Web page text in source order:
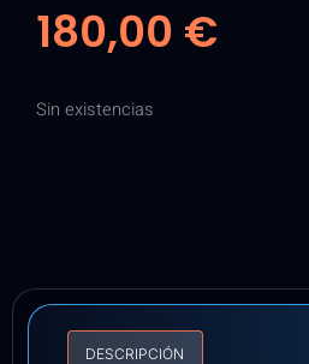
180,00 €
Sin existencias
DESCRIPCIÓN